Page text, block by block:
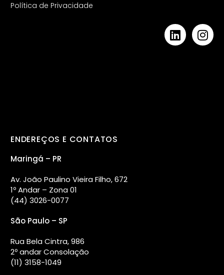
Política de Privacidade
ENDEREÇOS E CONTATOS
Maringá – PR
Av. João Paulino Vieira Filho, 672
1º Andar – Zona 01
(44) 3026-0077
São Paulo – SP
Rua Bela Cintra, 986
2º andar Consolação
(11) 3158-1049